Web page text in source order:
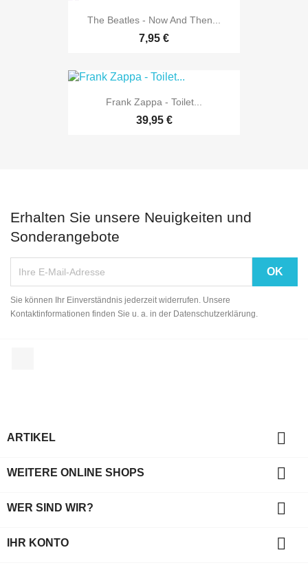
The Beatles - Now And Then...
7,95 €
Frank Zappa - Toilet...
39,95 €
Erhalten Sie unsere Neuigkeiten und
Sonderangebote
Sie können Ihr Einverständnis jederzeit widerrufen. Unsere
Kontaktinformationen finden Sie u. a. in der Datenschutzerklärung.
ARTIKEL 
WEITERE ONLINE SHOPS 
WER SIND WIR? 
IHR KONTO 